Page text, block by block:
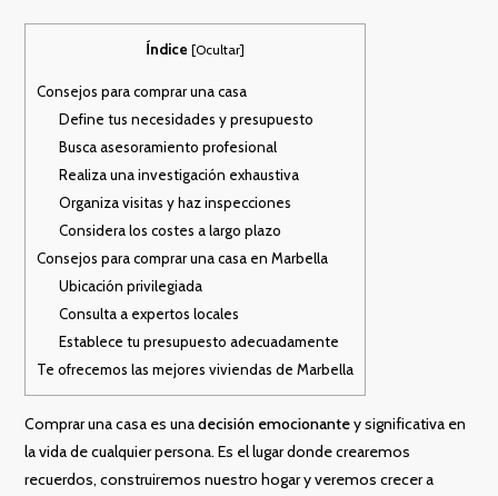
Índice [Ocultar]
Consejos para comprar una casa
Define tus necesidades y presupuesto
Busca asesoramiento profesional
Realiza una investigación exhaustiva
Organiza visitas y haz inspecciones
Considera los costes a largo plazo
Consejos para comprar una casa en Marbella
Ubicación privilegiada
Consulta a expertos locales
Establece tu presupuesto adecuadamente
Te ofrecemos las mejores viviendas de Marbella
Comprar una casa es unadecisión emocionantey significativa en
la vida de cualquier persona. Es el lugar donde crearemos
recuerdos, construiremos nuestro hogar y veremos crecer a